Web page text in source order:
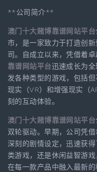
**公司简介**
澳门十大赌博靠谱网站平台
市，是一家致力于打造创
司。自成立以来，凭借着卓
靠谱网站平台迅速成长为
发各种类型的游戏，包括
现实（VR）和增强现实（
刻的互动体验。
澳门十大赌博靠谱网站平台
双轮驱动。早期，公司凭
深刻的剧情设定，迅速获
类游戏，还是休闲益智游戏
在每一款产品中融入最新